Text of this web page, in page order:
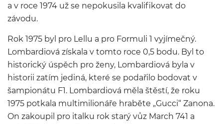
a v roce 1974 už se nepokusila kvalifikovat do
závodu.
Rok 1975 byl pro Lellu a pro Formuli 1 vyjímečný.
Lombardiová získala v tomto roce 0,5 bodu. Byl to
historický úspěch pro ženy, Lombardiová byla v
historii zatím jediná, které se podařilo bodovat v
šampionátu F1. Lombardiová měla štěstí, že roku
1975 potkala multimilionáře hraběte „Gucci“ Zanona.
On zakoupil pro italku rok starý vůz March 741 a